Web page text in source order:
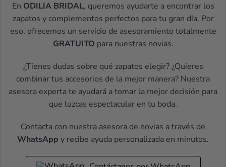
En ODILIA BRIDAL, queremos ayudarte a encontrar los
zapatos y complementos perfectos para tu gran día. Por
eso, ofrecemos un servicio de asesoramiento totalmente
GRATUITO para nuestras novias.
¿Tienes dudas sobre qué zapatos elegir? ¿Quieres
combinar tus accesorios de la mejor manera? Nuestra
asesora experta te ayudará a tomar la mejor decisión para
que luzcas espectacular en tu boda.
Contacta con nuestra asesora de novias a través de
WhatsApp y recibe ayuda personalizada en minutos.